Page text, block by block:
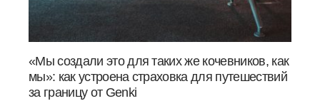
«Мы создали это для таких же кочевников, как
мы»: как устроена страховка для путешествий
за границу от Genki